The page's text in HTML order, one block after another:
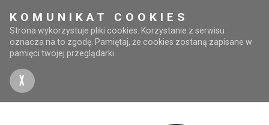
KOMUNIKAT COOKIES
Strona wykorzystuje pliki cookies. Korzystanie z serwisu
oznacza na to zgodę. Pamiętaj, że cookies zostaną zapisane w
pamięci twojej przeglądarki.
X